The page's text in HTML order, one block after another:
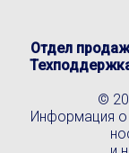
Отдел
©
Информация о